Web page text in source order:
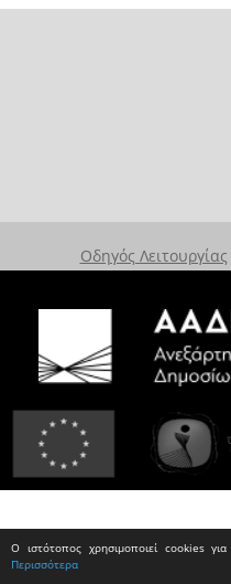
Ο ιστότοπος χρησιμοποιεί cookies
Περισσότερα
Οδηγός Λειτουργίας